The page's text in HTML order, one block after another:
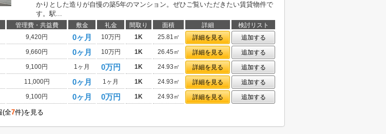
かりとした造りが自慢の築5年のマンション。ぜひご覧いただきたい賃貸物件で
す。駅...
管理費・共益費 敷金 礼金 間取り 面積 詳細
検討リスト
9,420円 0ヶ月 10万円 1K 25.81㎡ 詳細を見る
追加する
9,660円 0ヶ月 10万円 1K 26.45㎡ 詳細を見る
追加する
9,100円 1ヶ月 0万円 1K 24.93㎡ 詳細を見る
追加する
11,000円 0ヶ月 1ヶ月 1K 24.93㎡ 詳細を見る
追加する
9,100円 0ヶ月 0万円 1K 24.93㎡ 詳細を見る 追加する
(全7件)を見る